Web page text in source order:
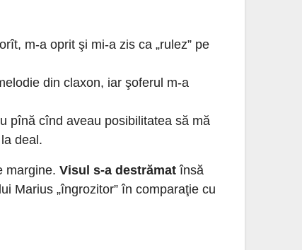
m-a oprit şi mi-a zis ca „rulez” pe
din claxon, iar şoferul m-a
pînă cînd aveau posibilitatea să mă
deal.
margine. Visul s-a destrămat însă
Marius „îngrozitor” în comparaţie cu